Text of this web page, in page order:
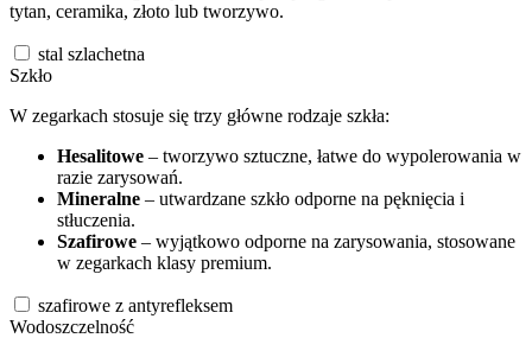
tytan, ceramika, złoto lub tworzywo.
stal szlachetna
Szkło
W zegarkach stosuje się trzy główne rodzaje szkła:
Hesalitowe – tworzywo sztuczne, łatwe do wypolerowania w
razie zarysowań.
Mineralne – utwardzane szkło odporne na pęknięcia i
stłuczenia.
Szafirowe – wyjątkowo odporne na zarysowania, stosowane
w zegarkach klasy premium.
szafirowe z antyrefleksem
Wodoszczelność